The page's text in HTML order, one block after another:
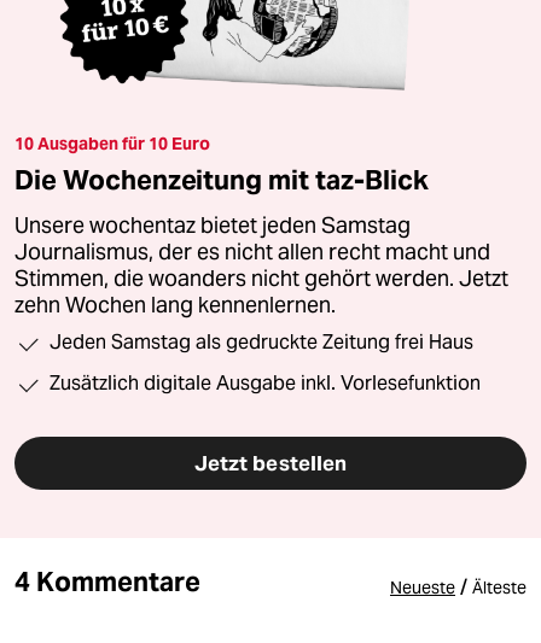
10 Ausgaben für 10 Euro
Die Wochenzeitung mit taz-Blick
Unsere wochentaz bietet jeden Samstag
Journalismus, der es nicht allen recht macht und
Stimmen, die woanders nicht gehört werden. Jetzt
zehn Wochen lang kennenlernen.
Jeden Samstag als gedruckte Zeitung frei Haus
Zusätzlich digitale Ausgabe inkl. Vorlesefunktion
Jetzt bestellen
4 Kommentare Neueste / Älteste